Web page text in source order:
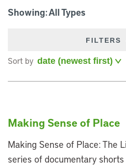
Showing: All Types
FILTERS
Sort by
Making Sense of Place
Making Sense of Place: The
series of documentary